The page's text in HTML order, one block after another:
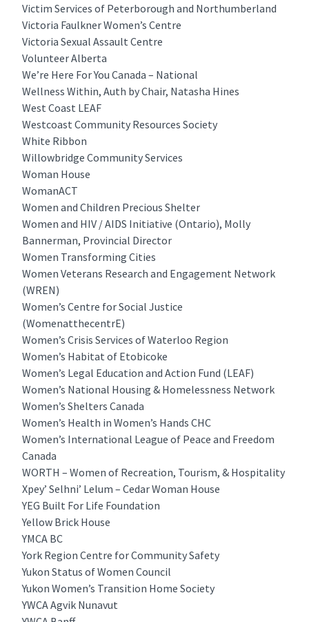
Victim Services of Peterborough and Northumberland
Victoria Faulkner Women’s Centre
Victoria Sexual Assault Centre
Volunteer Alberta
We’re Here For You Canada – National
Wellness Within, Auth by Chair, Natasha Hines
West Coast LEAF
Westcoast Community Resources Society
White Ribbon
Willowbridge Community Services
Woman House
WomanACT
Women and Children Precious Shelter
Women and HIV / AIDS Initiative (Ontario), Molly
Bannerman, Provincial Director
Women Transforming Cities
Women Veterans Research and Engagement Network
(WREN)
Women’s Centre for Social Justice
(WomenatthecentrE)
Women’s Crisis Services of Waterloo Region
Women’s Habitat of Etobicoke
Women’s Legal Education and Action Fund (LEAF)
Women’s National Housing & Homelessness Network
Women’s Shelters Canada
Women’s Health in Women’s Hands CHC
Women’s International League of Peace and Freedom
Canada
WORTH – Women of Recreation, Tourism, & Hospitality
Xpey’ Selhni’ Lelum – Cedar Woman House
YEG Built For Life Foundation
Yellow Brick House
YMCA BC
York Region Centre for Community Safety
Yukon Status of Women Council
Yukon Women’s Transition Home Society
YWCA Agvik Nunavut